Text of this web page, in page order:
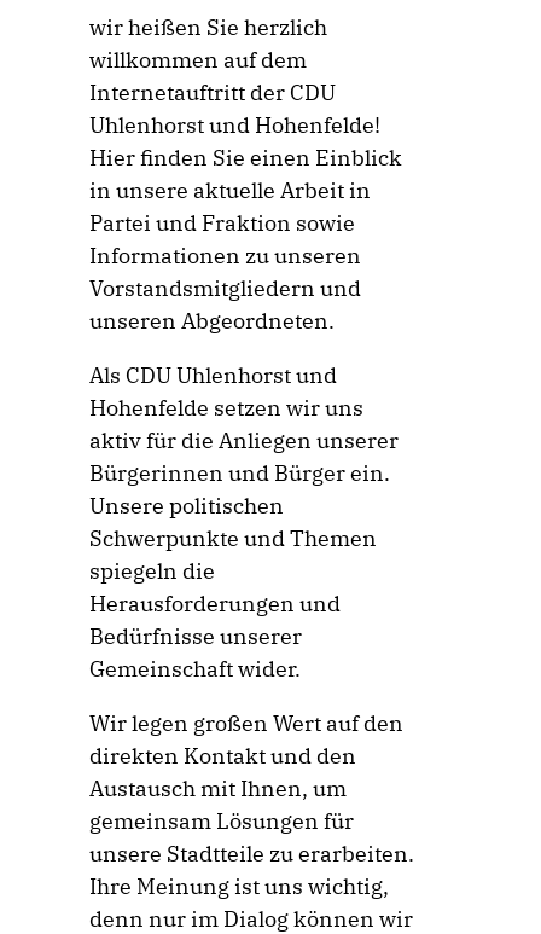
wir heißen Sie herzlich
willkommen auf dem
Internetauftritt der CDU
Uhlenhorst und Hohenfelde!
Hier finden Sie einen Einblick
in unsere aktuelle Arbeit in
Partei und Fraktion sowie
Informationen zu unseren
Vorstandsmitgliedern und
unseren Abgeordneten.
Als CDU Uhlenhorst und
Hohenfelde setzen wir uns
aktiv für die Anliegen unserer
Bürgerinnen und Bürger ein.
Unsere politischen
Schwerpunkte und Themen
spiegeln die
Herausforderungen und
Bedürfnisse unserer
Gemeinschaft wider.
Wir legen großen Wert auf den
direkten Kontakt und den
Austausch mit Ihnen, um
gemeinsam Lösungen für
unsere Stadtteile zu erarbeiten.
Ihre Meinung ist uns wichtig,
denn nur im Dialog können wir